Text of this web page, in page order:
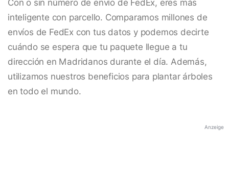
Con o sin número de envío de FedEx, eres más
inteligente con parcello. Comparamos millones de
envíos de FedEx con tus datos y podemos decirte
cuándo se espera que tu paquete llegue a tu
dirección en Madridanos durante el día. Además,
utilizamos nuestros beneficios para plantar árboles
en todo el mundo.
Anzeige